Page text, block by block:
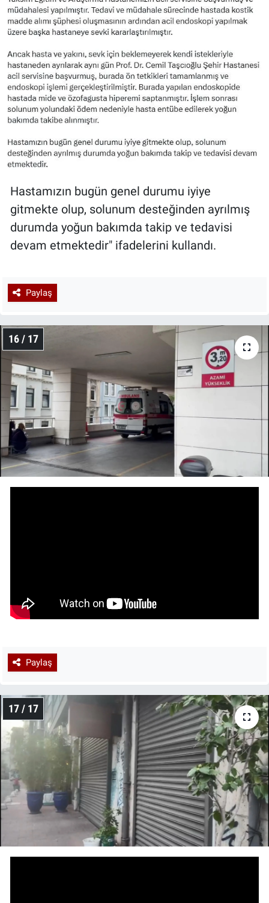
Hastamızın bugün genel durumu iyiye
gitmekte olup, solunum desteğinden ayrılmış
durumda yoğun bakımda takip ve tedavisi
devam etmektedir" ifadelerini kullandı.
Paylaş
16 / 17
Paylaş
17 / 17